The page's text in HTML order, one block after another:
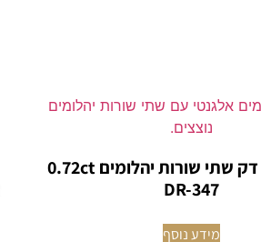
# צמיד פס דק שתי שורות יהלומים 0.72ct
DR-347
מידע נוסף